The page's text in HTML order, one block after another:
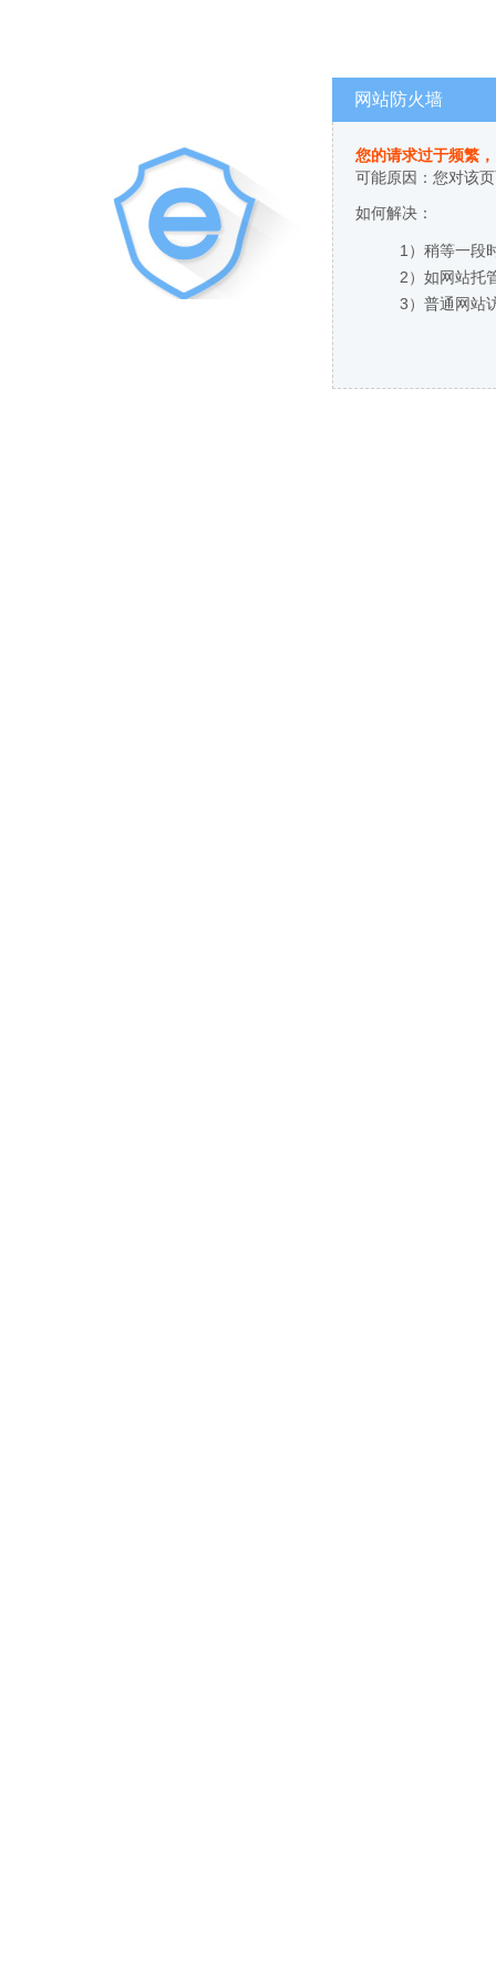
网站防火墙
您的请求过于频繁
可能原因：您对该
如何解决：
1）稍等一段
2）如网站托
3）普通网站